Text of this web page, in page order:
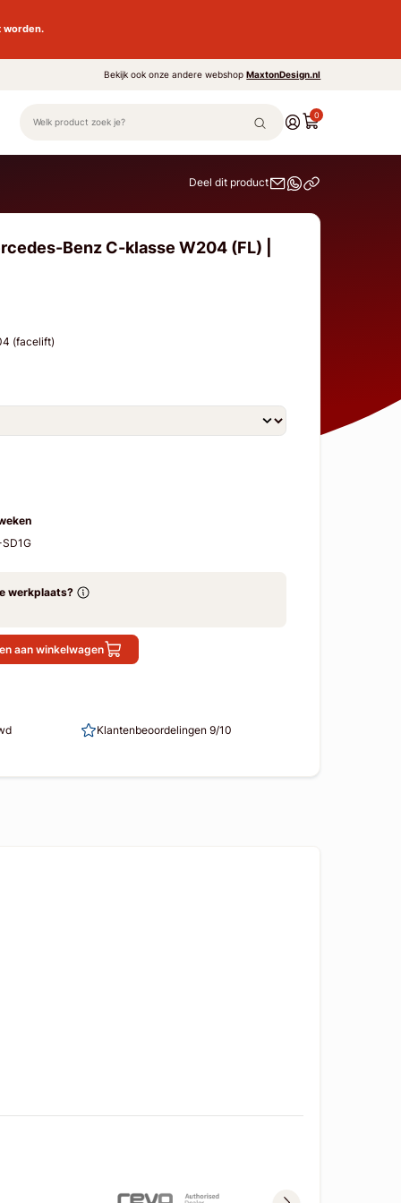
worden.
Bekijk ook onze andere webshopMaxtonDesign.nl
0
Deel dit product
Benz C-klasse W204 (FL) |
(facelift)
werkplaats?
aan winkelwagen
Klantenbeoordelingen 9/10